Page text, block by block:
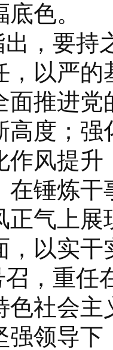
色。
，要持
，以严
面推进
高度；
作风提
在锤炼
正气上
，以实
，重任
色社会
强领导